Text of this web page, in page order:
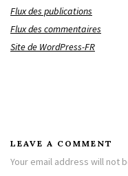
Flux des publications
Flux des commentaires
Site de WordPress-FR
LEAVE A COMMENT
Your email address will not